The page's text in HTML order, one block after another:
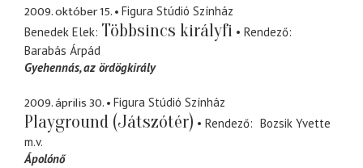
2009. október 15.
Figura Stúdió Színház
Benedek Elek Többsincs királyfi
Rendező
Barabás Árpád
Gyehennás az ördögkirály
2009. április 30. Figura Stúdió Színház
Playground (Játszótér) Rendező
Bozsik Yvette
m.v.
Ápolónő